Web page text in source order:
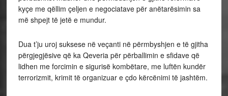
kyçe me qëllim çeljen e negociatave për anëtarësimin sa
më shpejt të jetë e mundur.
Dua t’ju uroj suksese në veçanti në përmbyshjen e të gjitha
përgjegjësive që ka Qeveria për përballimin e sfidave që
lidhen me forcimin e sigurisë kombëtare, me luftën kundër
terrorizmit, krimit të organizuar e çdo kërcënimi të jashtëm.